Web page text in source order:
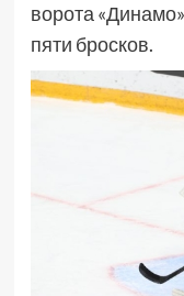
ворота
пяти бросков.